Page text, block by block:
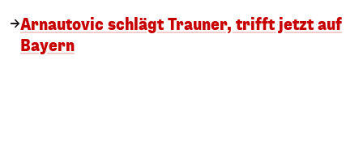
Arnautovic schlägt Trauner, trifft jetzt auf
Bayern